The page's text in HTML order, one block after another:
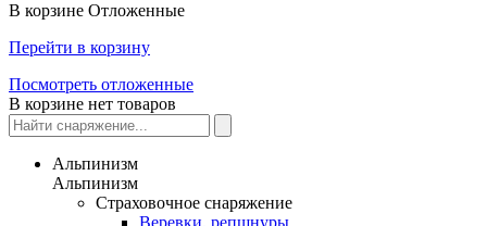
В корзине Отложенные
Перейти в корзину
Посмотреть отложенные
В корзине нет товаров
Альпинизм
Альпинизм
Страховочное снаряжение
Веревки, репшнуры